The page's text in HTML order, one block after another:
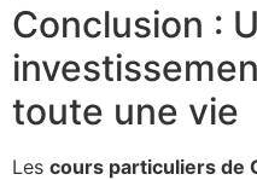
Conclusion :
toute une vie
Les cours particuliers de